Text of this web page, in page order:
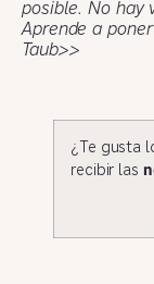
posible. No hay
Aprende a
Taub>>
¿Te gusta
recibir las